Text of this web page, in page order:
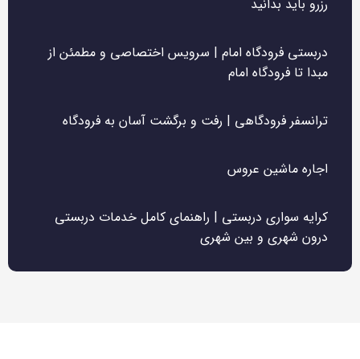
رزرو باید بدانید
دربستی فرودگاه امام | سرویس اختصاصی و مطمئن از
مبدا تا فرودگاه امام
ترانسفر فرودگاهی | رفت و برگشت آسان به فرودگاه
اجاره ماشین عروس
کرایه سواری دربستی | راهنمای کامل خدمات دربستی
درون شهری و بین شهری